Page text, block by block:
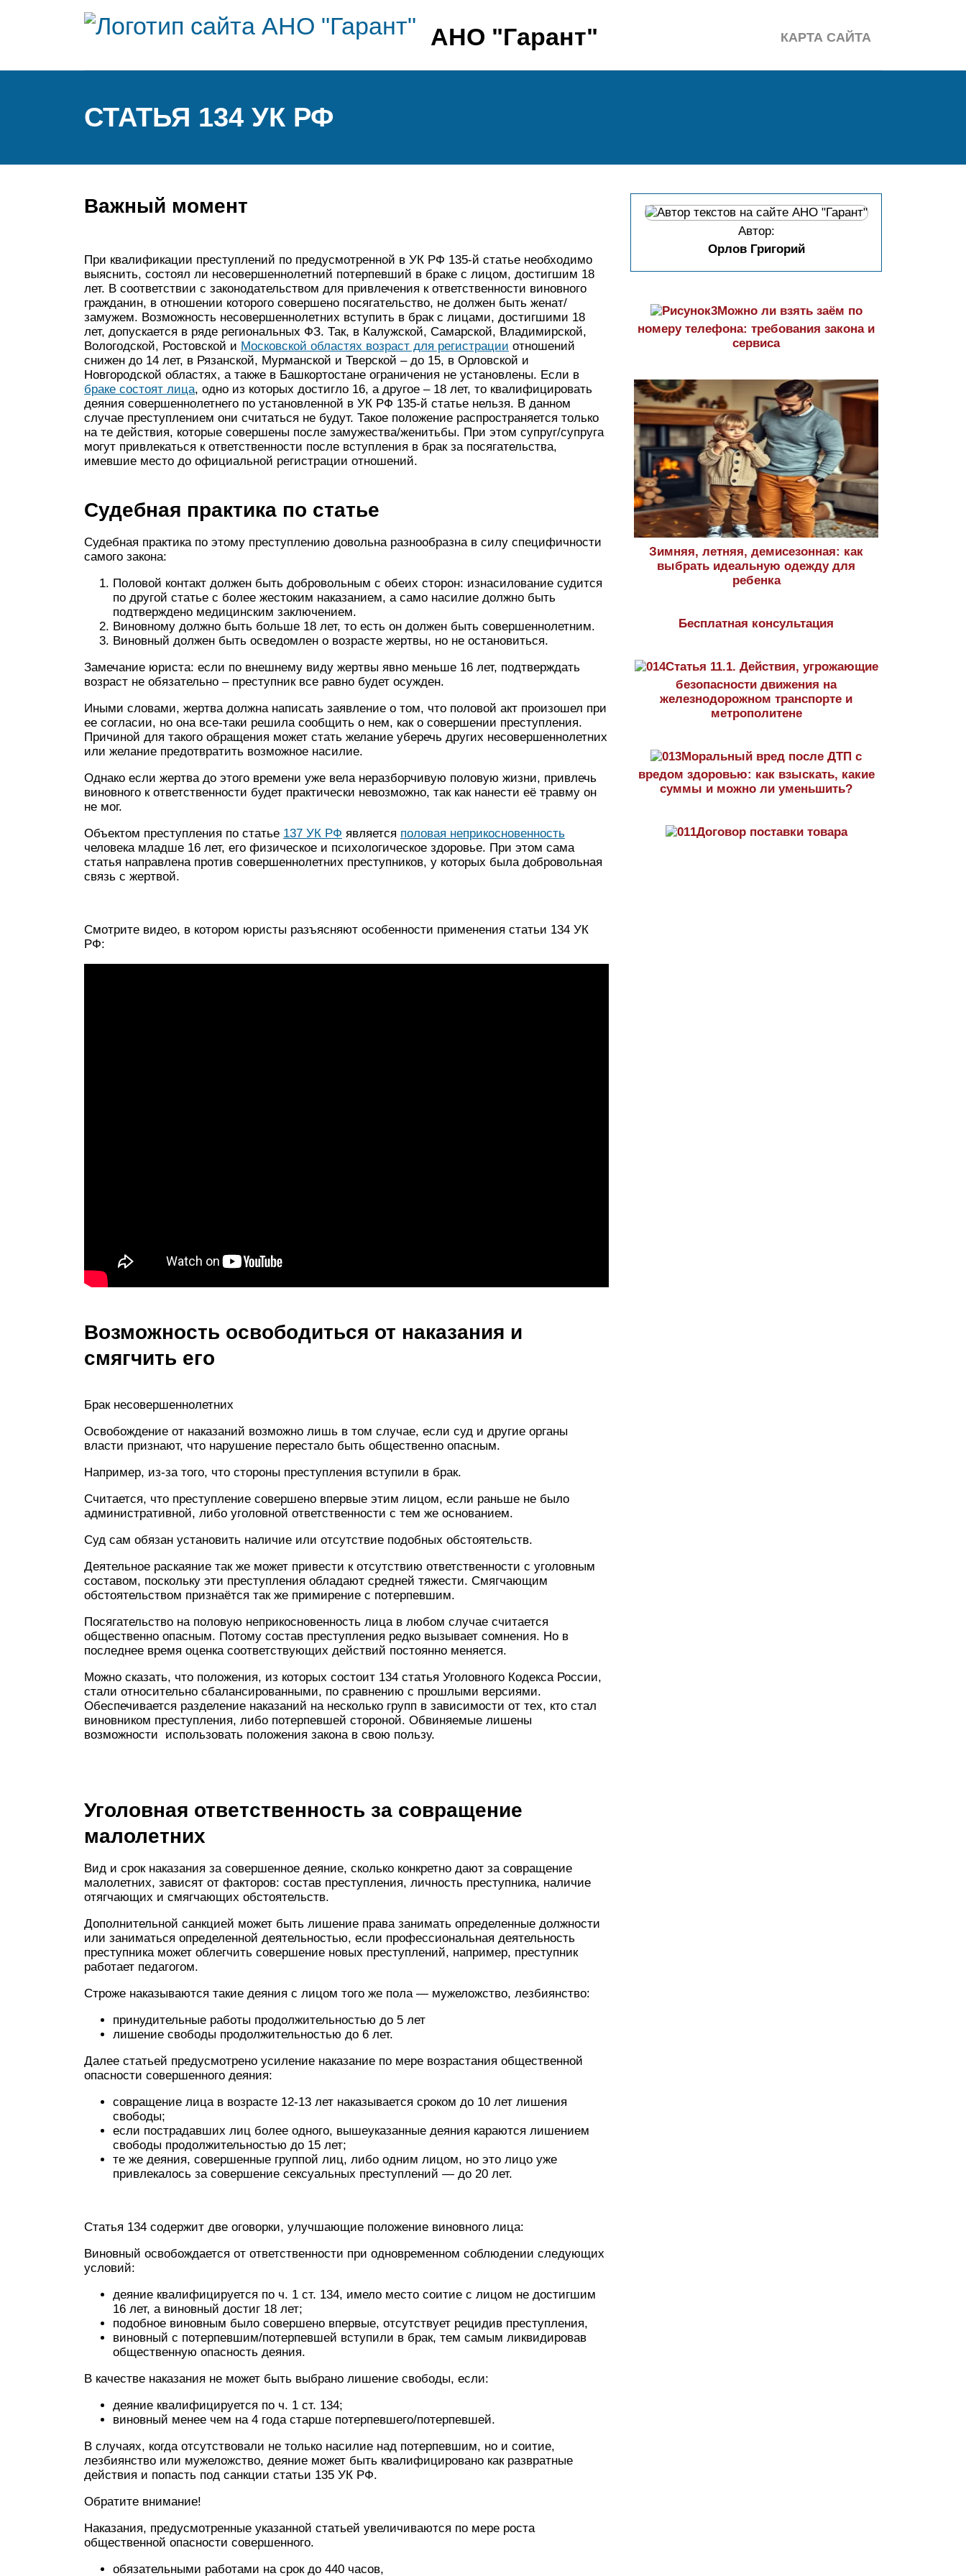
АНО "Гарант" КАРТА САЙТА
СТАТЬЯ 134 УК РФ
Важный момент
При квалификации преступлений по предусмотренной в УК РФ 135-й статье необходимо
выяснить, состоял ли несовершеннолетний потерпевший в браке с лицом, достигшим 18
лет. В соответствии с законодательством для привлечения к ответственности виновного
гражданин, в отношении которого совершено посягательство, не должен быть женат/
замужем. Возможность несовершеннолетних вступить в брак с лицами, достигшими 18
лет, допускается в ряде региональных ФЗ. Так, в Калужской, Самарской, Владимирской,
Вологодской, Ростовской и Московской областях возраст для регистрации отношений
снижен до 14 лет, в Рязанской, Мурманской и Тверской – до 15, в Орловской и
Новгородской областях, а также в Башкортостане ограничения не установлены. Если в
браке состоят лица, одно из которых достигло 16, а другое – 18 лет, то квалифицировать
деяния совершеннолетнего по установленной в УК РФ 135-й статье нельзя. В данном
случае преступлением они считаться не будут. Такое положение распространяется только
на те действия, которые совершены после замужества/женитьбы. При этом супруг/супруга
могут привлекаться к ответственности после вступления в брак за посягательства,
имевшие место до официальной регистрации отношений.
Судебная практика по статье
Судебная практика по этому преступлению довольна разнообразна в силу специфичности
самого закона:
Половой контакт должен быть добровольным с обеих сторон: изнасилование судится
по другой статье с более жестоким наказанием, а само насилие должно быть
подтверждено медицинским заключением.
Виновному должно быть больше 18 лет, то есть он должен быть совершеннолетним.
Виновный должен быть осведомлен о возрасте жертвы, но не остановиться.
Замечание юриста: если по внешнему виду жертвы явно меньше 16 лет, подтверждать
возраст не обязательно – преступник все равно будет осужден.
Иными словами, жертва должна написать заявление о том, что половой акт произошел при
ее согласии, но она все-таки решила сообщить о нем, как о совершении преступления.
Причиной для такого обращения может стать желание уберечь других несовершеннолетних
или желание предотвратить возможное насилие.
Однако если жертва до этого времени уже вела неразборчивую половую жизни, привлечь
виновного к ответственности будет практически невозможно, так как нанести её травму он
не мог.
Объектом преступления по статье 137 УК РФ является половая неприкосновенность
человека младше 16 лет, его физическое и психологическое здоровье. При этом сама
статья направлена против совершеннолетних преступников, у которых была добровольная
связь с жертвой.
Смотрите видео, в котором юристы разъясняют особенности применения статьи 134 УК
РФ:
Возможность освободиться от наказания и
смягчить его
Брак несовершеннолетних
Освобождение от наказаний возможно лишь в том случае, если суд и другие органы
власти признают, что нарушение перестало быть общественно опасным.
Например, из-за того, что стороны преступления вступили в брак.
Считается, что преступление совершено впервые этим лицом, если раньше не было
административной, либо уголовной ответственности с тем же основанием.
Суд сам обязан установить наличие или отсутствие подобных обстоятельств.
Деятельное раскаяние так же может привести к отсутствию ответственности с уголовным
составом, поскольку эти преступления обладают средней тяжести. Смягчающим
обстоятельством признаётся так же примирение с потерпевшим.
Посягательство на половую неприкосновенность лица в любом случае считается
общественно опасным. Потому состав преступления редко вызывает сомнения. Но в
последнее время оценка соответствующих действий постоянно меняется.
Можно сказать, что положения, из которых состоит 134 статья Уголовного Кодекса России,
стали относительно сбалансированными, по сравнению с прошлыми версиями.
Обеспечивается разделение наказаний на несколько групп в зависимости от тех, кто стал
виновником преступления, либо потерпевшей стороной. Обвиняемые лишены
возможности использовать положения закона в свою пользу.
Уголовная ответственность за совращение
малолетних
Вид и срок наказания за совершенное деяние, сколько конкретно дают за совращение
малолетних, зависят от факторов: состав преступления, личность преступника, наличие
отягчающих и смягчающих обстоятельств.
Дополнительной санкцией может быть лишение права занимать определенные должности
или заниматься определенной деятельностью, если профессиональная деятельность
преступника может облегчить совершение новых преступлений, например, преступник
работает педагогом.
Строже наказываются такие деяния с лицом того же пола — мужеложство, лезбиянство:
принудительные работы продолжительностью до 5 лет
лишение свободы продолжительностью до 6 лет.
Далее статьей предусмотрено усиление наказание по мере возрастания общественной
опасности совершенного деяния:
совращение лица в возрасте 12-13 лет наказывается сроком до 10 лет лишения
свободы;
если пострадавших лиц более одного, вышеуказанные деяния караются лишением
свободы продолжительностью до 15 лет;
те же деяния, совершенные группой лиц, либо одним лицом, но это лицо уже
привлекалось за совершение сексуальных преступлений — до 20 лет.
Статья 134 содержит две оговорки, улучшающие положение виновного лица:
Виновный освобождается от ответственности при одновременном соблюдении следующих
условий:
деяние квалифицируется по ч. 1 ст. 134, имело место соитие с лицом не достигшим
16 лет, а виновный достиг 18 лет;
подобное виновным было совершено впервые, отсутствует рецидив преступления,
виновный с потерпевшим/потерпевшей вступили в брак, тем самым ликвидировав
общественную опасность деяния.
В качестве наказания не может быть выбрано лишение свободы, если:
деяние квалифицируется по ч. 1 ст. 134;
виновный менее чем на 4 года старше потерпевшего/потерпевшей.
В случаях, когда отсутствовали не только насилие над потерпевшим, но и соитие,
лезбиянство или мужеложство, деяние может быть квалифицировано как развратные
действия и попасть под санкции статьи 135 УК РФ.
Обратите внимание!
Наказания, предусмотренные указанной статьей увеличиваются по мере роста
общественной опасности совершенного.
обязательными работами на срок до 440 часов,
Автор:
Орлов Григорий
Можно ли взять заём по
номеру телефона: требования закона и
сервиса
Зимняя, летняя, демисезонная: как
выбрать идеальную одежду для
ребенка
Бесплатная консультация
Статья 11.1. Действия, угрожающие
безопасности движения на
железнодорожном транспорте и
метрополитене
Моральный вред после ДТП с
вредом здоровью: как взыскать, какие
суммы и можно ли уменьшить?
Договор поставки товара